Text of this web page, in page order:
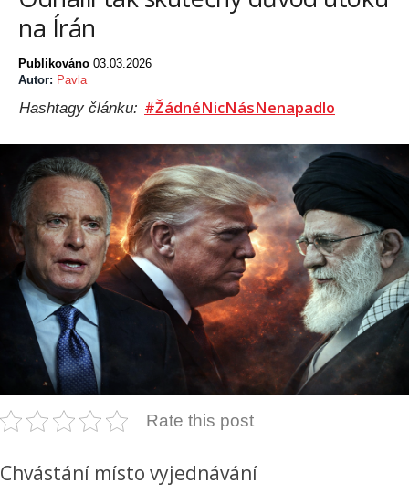
na Írán
Publikováno 03.03.2026
Autor: Pavla
Hashtagy článku: #ŽádnéNicNásNenapadlo
Rate this post
Chvástání místo vyjednávání